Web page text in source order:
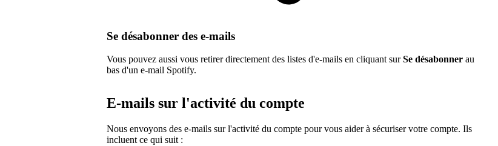
Se désabonner des e-mails
Vous pouvez aussi vous retirer directement des listes d'e-mails en cliquant surSe désabonner au
bas d'un e-mail Spotify.
E-mails sur l'activité du compte
Nous envoyons des e-mails sur l'activité du compte pour vous aider à sécuriser votre compte. Ils
incluent ce qui suit :